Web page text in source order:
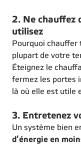
2. Ne chauffez
utilisez
Pourquoi chauffer
plupart de votre
Éteignez le
fermez les portes
là où elle est utile
3. Entretenez
Un système bien
d’énergie en